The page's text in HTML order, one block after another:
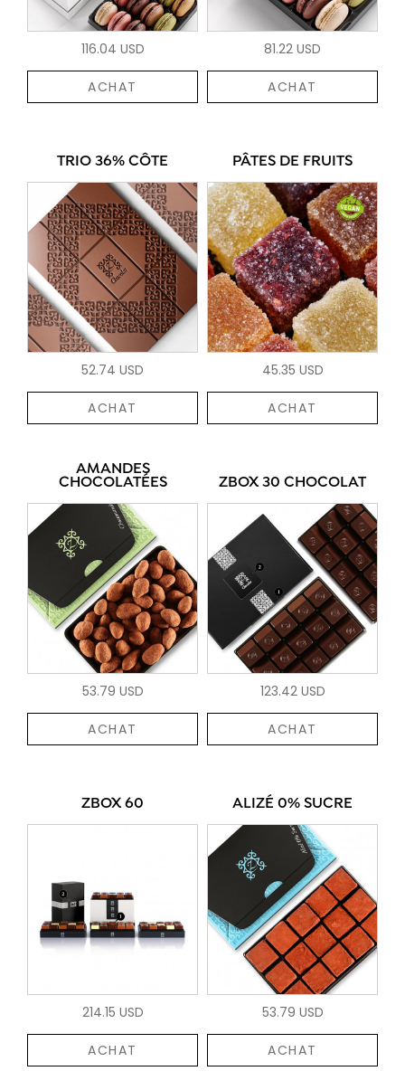
116.04 USD
ACHAT
81.22 USD
ACHAT
TRIO 36% CÔTE
52.74 USD
ACHAT
PÂTES DE FRUITS
45.35 USD
ACHAT
AMANDES
CHOCOLATÉES
53.79 USD
ACHAT
ZBOX 30 CHOCOLAT
123.42 USD
ACHAT
ZBOX 60
214.15 USD
ACHAT
ALIZÉ 0% SUCRE
53.79 USD
ACHAT